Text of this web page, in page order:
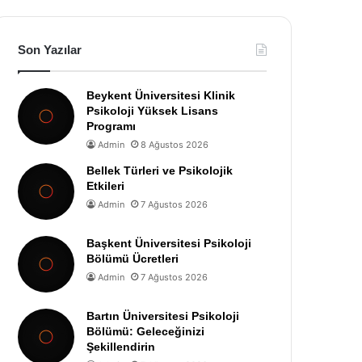
Son Yazılar
Beykent Üniversitesi Klinik
Psikoloji Yüksek Lisans
Programı
Admin 8 Ağustos 2026
Bellek Türleri ve Psikolojik
Etkileri
Admin 7 Ağustos 2026
Başkent Üniversitesi Psikoloji
Bölümü Ücretleri
Admin 7 Ağustos 2026
Bartın Üniversitesi Psikoloji
Bölümü: Geleceğinizi
Şekillendirin